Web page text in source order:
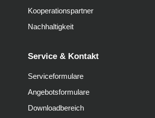
Kooperationspartner
Nachhaltigkeit
Service & Kontakt
Serviceformulare
Angebotsformulare
Downloadbereich